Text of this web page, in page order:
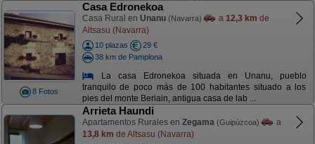
8 Fotos
Casa Edronekoa
Casa Rural en Unanu (Navarra) a 12,3 km de
Altsasu (Navarra)
10 plazas
29 €
38 km de Pamplona
La casa Edronekoa situada en Unanu, pueblo
tranquilo de poco más de 100 habitantes situado a los
pies del monte Beriain, antigua casa de lab ...
Arrieta Haundi
Apartamentos Rurales en Zegama (Guipúzcoa)
a
13,8 km de Altsasu (Navarra)